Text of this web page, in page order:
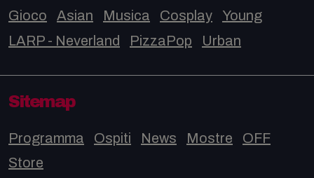
Gioco
Asian Musica Cosplay
Young
LARP - Neverland
PizzaPop Urban
Sitemap
Programma Ospiti News Mostre
OFF
Store